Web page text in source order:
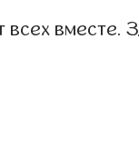
всех вместе.